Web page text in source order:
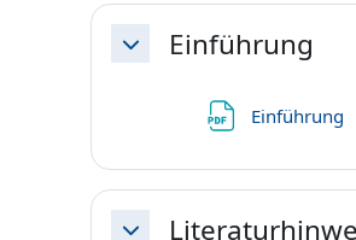
СвернутьEinführung
Einführung